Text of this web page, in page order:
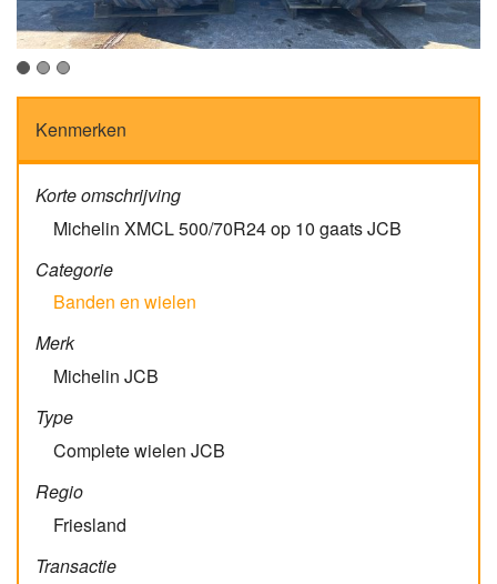
Kenmerken
Korte omschrijving
Michelin XMCL 500/70R24 op 10 gaats JCB
Categorie
Banden en wielen
Merk
Michelin JCB
Type
Complete wielen JCB
Regio
Friesland
Transactie